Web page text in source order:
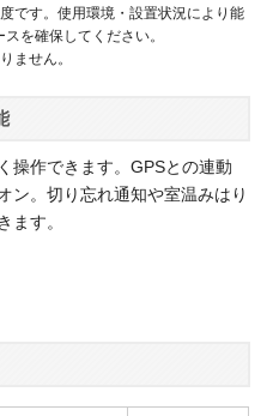
です。使用環境・設置状況により能
を確保してください。
ません。
操作できます。GPSとの連動
ン。切り忘れ通知や室温みはり
ます。